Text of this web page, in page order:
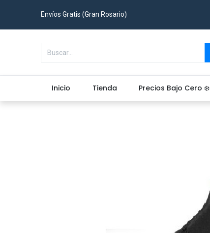
Envíos Gratis (Gran Rosario)
Inicio Tienda Precios Bajo Cero ❄️